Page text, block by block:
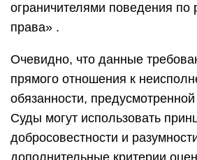
ограничителями поведения по
права» .
Очевидно, что данные
прямого отношения к
обязанности,
Суды могут использовать
добросовестности и
дополнительные критерии